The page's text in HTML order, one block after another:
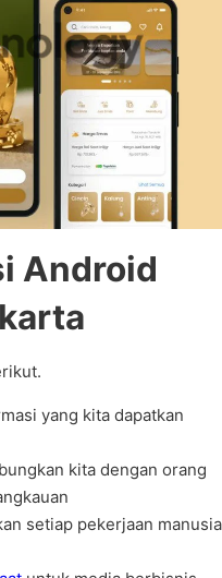
Android
yang kita dapatkan
kita dengan orang
setiap pekerjaan manusia